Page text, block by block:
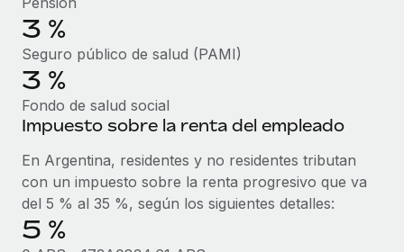
en todo el mundo.
Apertura de entidades
Abre entidades conforme a la legalidad enseguida.
Movilidad y reubicación
Reubica a los empleados con facilidad.
Prestaciones
Gestiona las prestaciones de los empleados sin
complicaciones.
BLOG
Novedades de producto de Remote:
Integraciones con Gusto y Xero y Contractor
La misión de Remote sigue siendo ayudar a empresas de
todos los tamaños a contratar, gestionar y...
Más información
3 %
Seguro público de salud (PAMI)
3 %
Fondo de salud social
Impuesto sobre la renta del empleado
En Argentina, residentes y no residentes tributan
con un impuesto sobre la renta progresivo que va
del 5 % al 35 %, según los siguientes detalles:
5 %